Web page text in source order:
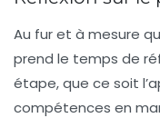
Au fur et à mesure
prend le temps de
étape, que ce soit
compétences en